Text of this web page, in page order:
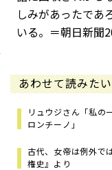
しみがあったであ
いる。＝朝日新聞
あわせて読みたい
リュウジさん「私
ロンチーノ」
古代、女帝は例外
権史』より